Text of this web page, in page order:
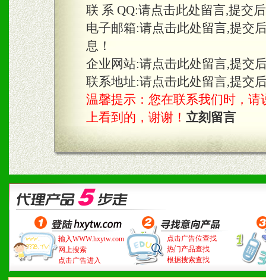
联 系 QQ:请点击此处留言,提交
电子邮箱:请点击此处留言,提交
息！
企业网站:请点击此处留言,提交
联系地址:请点击此处留言,提交
温馨提示：您在联系我们时，请
上看到的，谢谢！ 立刻留言
输入WWW.hxytw.com
网上搜索
点击广告进入
点击广告位查找
热门产品查找
根据搜索查找